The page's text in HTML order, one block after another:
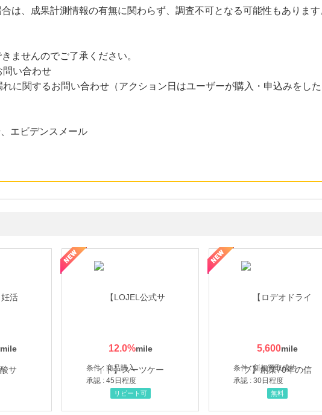
は、成果計測情報の有無に関わらず、調査不可となる可能性もあります
ませんのでご了承ください。
問い合わせ
に関するお問い合わせ（アクション日はユーザーが購入・申込みをした
エビデンスメール
12.0%
条件 : 商品購入
承認 : 45日程度
リピート可
5,600
条件 : 新規買取成約
承認 : 30日程度
現！ブランド品・貴金属の無料査定
無料